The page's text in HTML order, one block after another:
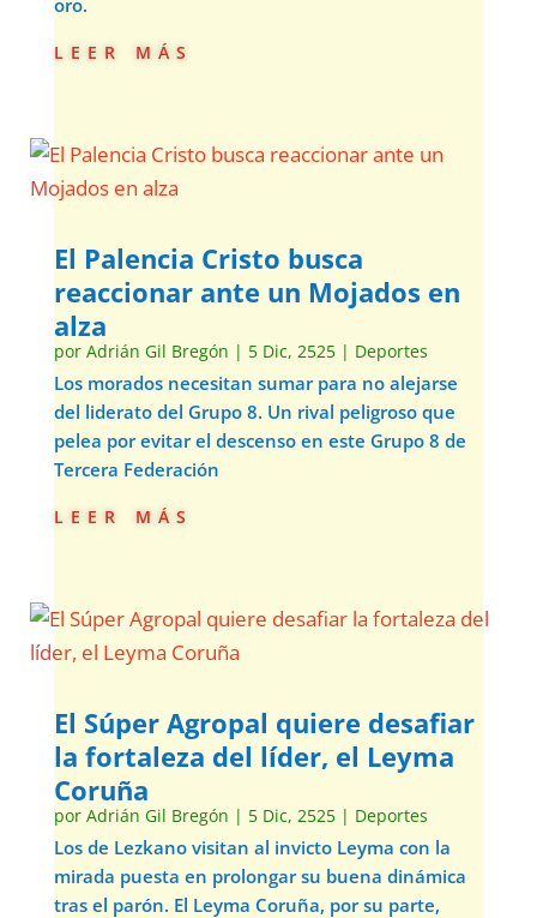
leer más
El Palencia Cristo busca
reaccionar ante un Mojados en
alza
por Adrián Gil Bregón | 5 Dic, 2525| Deportes
Los morados necesitan sumar para no alejarse
del liderato del Grupo 8. Un rival peligroso que
pelea por evitar el descenso en este Grupo 8 de
Tercera Federación
leer más
El Súper Agropal quiere desafiar
la fortaleza del líder, el Leyma
Coruña
por Adrián Gil Bregón | 5 Dic, 2525| Deportes
Los de Lezkano visitan al invicto Leyma con la
mirada puesta en prolongar su buena dinámica
tras el parón. El Leyma Coruña, por su parte,